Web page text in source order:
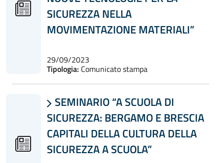
SICUREZZA NELLA
MOVIMENTAZIONE MATERIALI”
29/09/2023
Tipologia: Comunicato stampa
 SEMINARIO “A SCUOLA DI
SICUREZZA: BERGAMO E BRESCIA
CAPITALI DELLA CULTURA DELLA
SICUREZZA A SCUOLA”